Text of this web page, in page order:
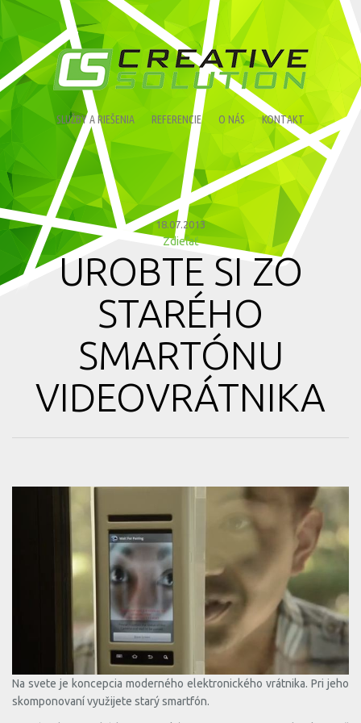
SLUŽBY A RIEŠENIA REFERENCIE O NÁS KONTAKT
18.07.2013
Zdieľať
UROBTE SI ZO
STARÉHO
SMARTÓNU
VIDEOVRÁTNIKA
Na svete je koncepcia moderného elektronického vrátnika. Pri jeho
skomponovaní využijete starý smartfón.